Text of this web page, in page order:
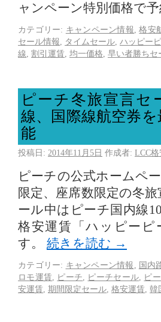
ャンペーン特別価格で
カテゴリー: キャンペーン情報 ,格安
セール情報
タイムセール ハッピー
線 割引運賃 均一価格 早い者勝ちセ
ピーチ冬旅宣言セ
線、国際線航空券
能
投稿日: 2014年11月5日 作成者: LCC
ピーチの公式ホームペ
限定、座席数限定の冬
ール中はピーチ国内線
格安運賃「ハッピー
す。 続きを読む →
カテゴリー: キャンペーン情報 国内
ロモ運賃
ピーチ ピーチセール ピ
安運賃 期間限定セール 格安運賃 韓